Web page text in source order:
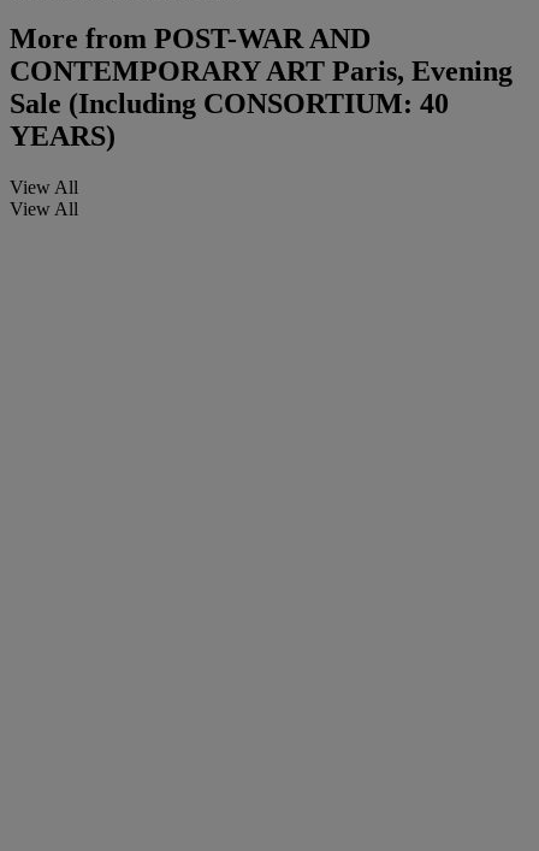
More from POST-WAR AND
CONTEMPORARY ART Paris, Evening
Sale (Including CONSORTIUM: 40
YEARS)
View All
View All